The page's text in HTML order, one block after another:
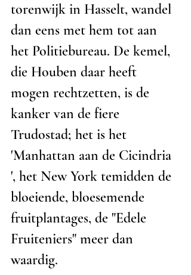
torenwijk in Hasselt, wandel
dan eens met hem tot aan
het Politiebureau. De kemel,
die Houben daar heeft
mogen rechtzetten, is de
kanker van de fiere
Trudostad; het is het
'Manhattan aan de Cicindria
', het New York temidden de
bloeiende, bloesemende
fruitplantages, de "Edele
Fruiteniers" meer dan
waardig.